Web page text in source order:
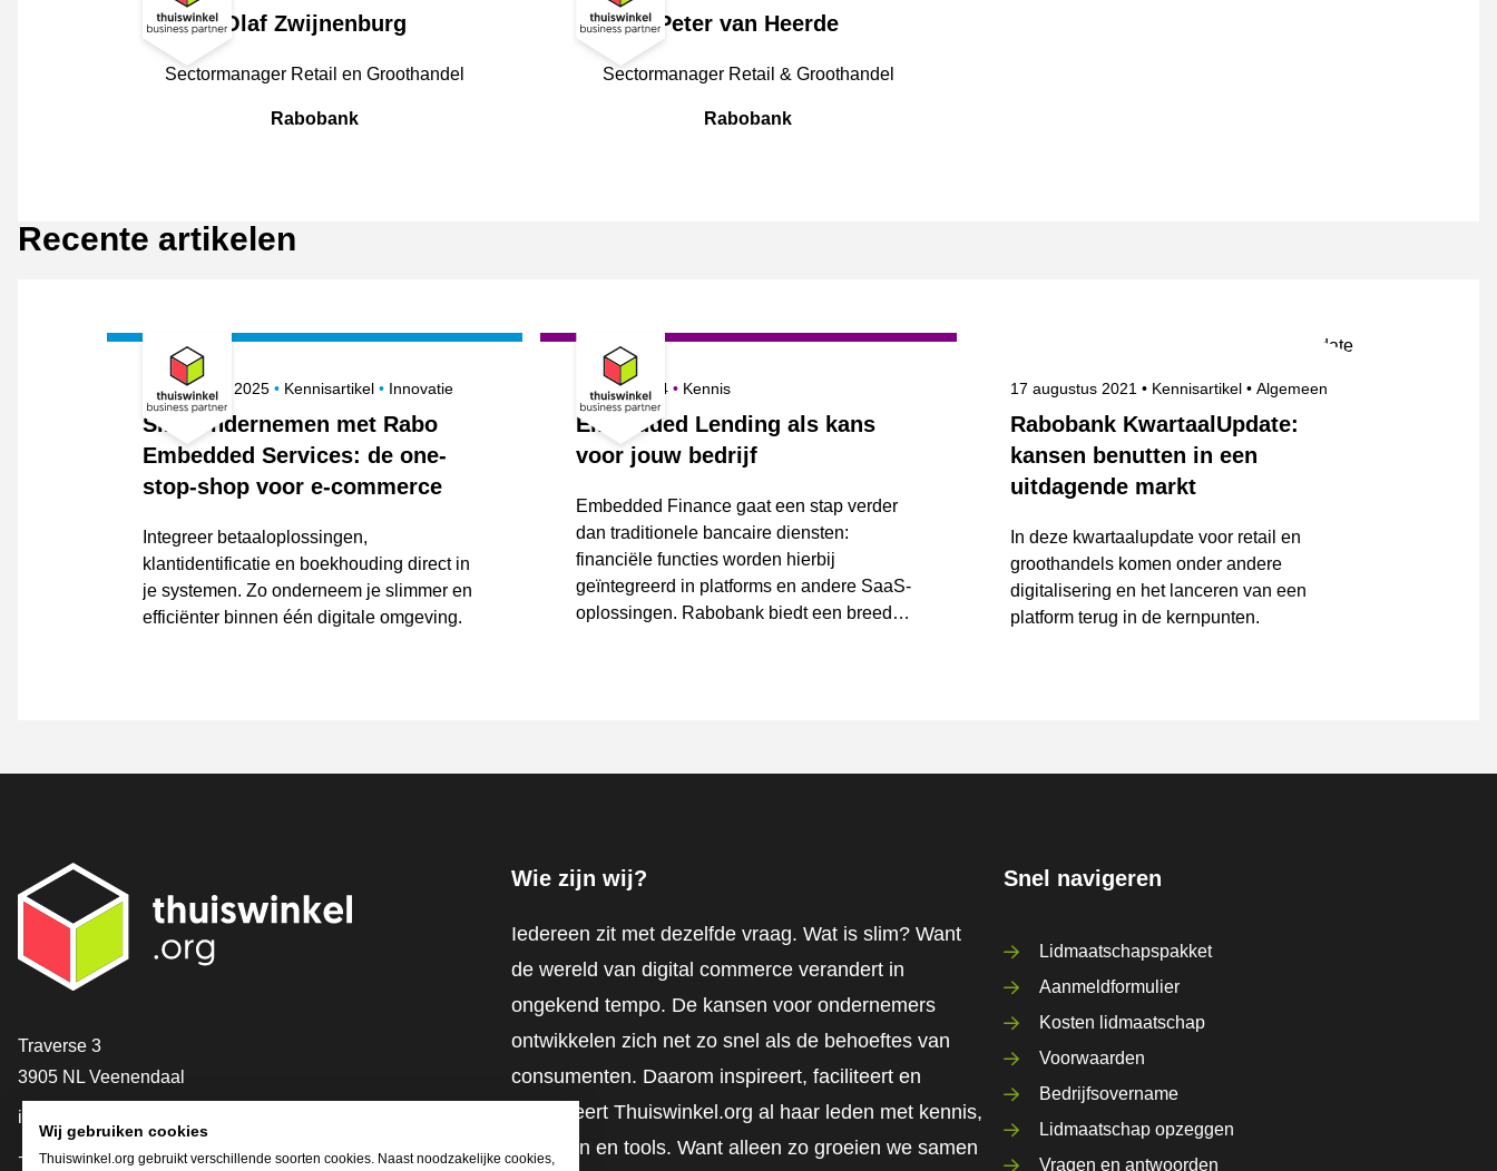
Olaf Zwijnenburg
JobPosition
Sectormanager Retail en Groothandel
CompanyName
Rabobank
Peter van Heerde
JobPosition
Sectormanager Retail & Groothandel
CompanyName
Rabobank
Recente artikelen
Slim ondernemen met Rabo
Embedded Services: de one-
stop-shop voor e-commerce
Gepubliceerd op
18 augustus 2025 Kennisartikel Onderwerpen
Innovatie
Integreer betaaloplossingen,
klantidentificatie en boekhouding direct in
je systemen. Zo onderneem je slimmer en
efficiënter binnen één digitale omgeving.
Embedded Lending als kans
voor jouw bedrijf
Gepubliceerd op
17 april 2024 Onderwerpen
Kennis
Embedded Finance gaat een stap verder
dan traditionele bancaire diensten:
financiële functies worden hierbij
geïntegreerd in platforms en andere SaaS-
oplossingen. Rabobank biedt een breed
Rabobank KwartaalUpdate:
kansen benutten in een
uitdagende markt
Gepubliceerd op
17 augustus 2021 Kennisartikel Onderwerpen
Algemeen
In deze kwartaalupdate voor retail en
groothandels komen onder andere
digitalisering en het lanceren van een
platform terug in de kernpunten.
Contact
Traverse 3
3905 NL Veenendaal
info@thuiswinkel.org
+31 (0)318 64 85 75
Wie zijn wij?
Iedereen zit met dezelfde vraag. Wat is slim? Want
de wereld van digital commerce verandert in
ongekend tempo. De kansen voor ondernemers
ontwikkelen zich net zo snel als de behoeftes van
consumenten. Daarom inspireert, faciliteert en
mobiliseert Thuiswinkel.org al haar leden met kennis,
inzichten en tools. Want alleen zo groeien we samen
Snel navigeren
Lidmaatschapspakket
Aanmeldformulier
Kosten lidmaatschap
Voorwaarden
Bedrijfsovername
Lidmaatschap opzeggen
Vragen en antwoorden
Wij gebruiken cookies
Thuiswinkel.org gebruikt verschillende soorten cookies. Naast noodzakelijke cookies,